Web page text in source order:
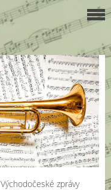
Východočeské zprávy